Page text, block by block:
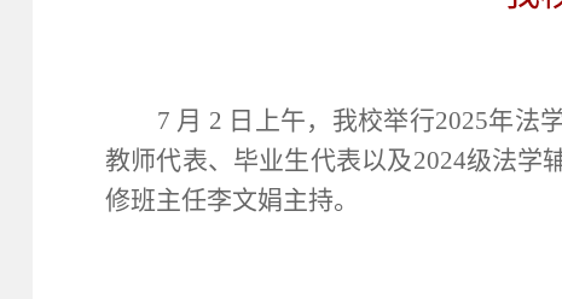
7 月 2 日上午，我校举行2025年法
教师代表、毕业生代表以及2024级法学
修班主任李文娟主持。